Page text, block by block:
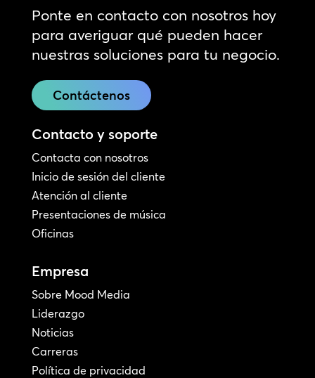
Ponte en contacto con nosotros hoy
para averiguar qué pueden hacer
nuestras soluciones para tu negocio.
Contáctenos
Contacto y soporte
Contacta con nosotros
Inicio de sesión del cliente
Atención al cliente
Presentaciones de música
Oficinas
Empresa
Sobre Mood Media
Liderazgo
Noticias
Carreras
Política de privacidad